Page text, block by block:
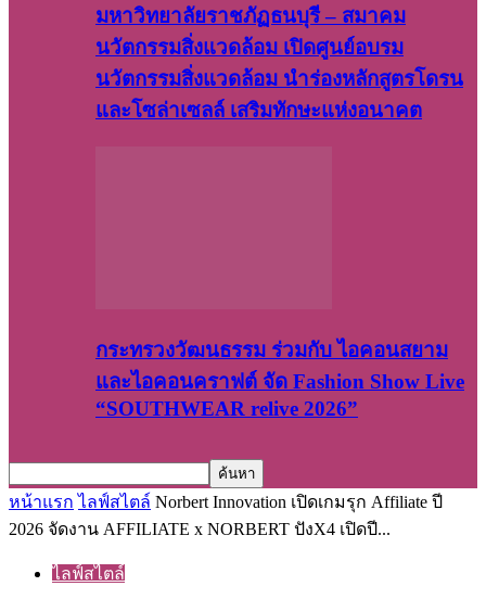
มหาวิทยาลัยราชภัฏธนบุรี – สมาคม
นวัตกรรมสิ่งแวดล้อม เปิดศูนย์อบรม
นวัตกรรมสิ่งแวดล้อม นำร่องหลักสูตรโดรน
และโซล่าเซลล์ เสริมทักษะแห่งอนาคต
กระทรวงวัฒนธรรม ร่วมกับ ไอคอนสยาม
และไอคอนคราฟต์ จัด Fashion Show Live
“SOUTHWEAR relive 2026”
หน้าแรก ไลฟ์สไตล์ Norbert Innovation เปิดเกมรุก Affiliate ปี
2026 จัดงาน AFFILIATE x NORBERT ปังX4 เปิดปี...
ไลฟ์สไตล์